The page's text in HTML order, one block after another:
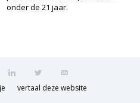
onder de 21 jaar.
vertaal deze website